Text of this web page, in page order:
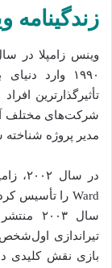
زندگینامه
۱۹۹۰ وارد
تأثیرگذارترین
شرکت‌های مختلف
مدیر پروژه
سال
تیراندازی